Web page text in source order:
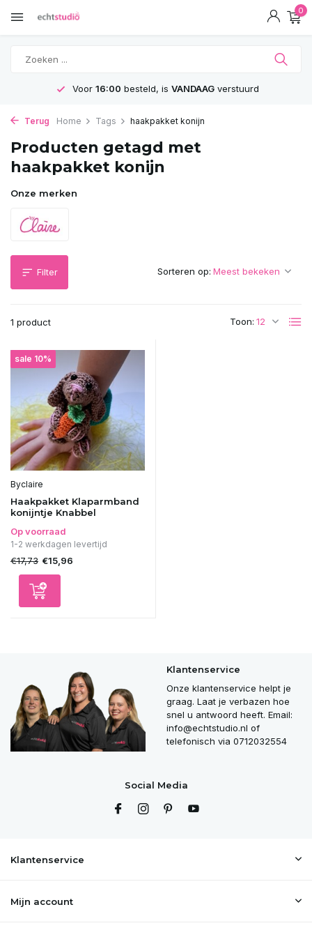
0
Voor 16:00 besteld, is VANDAAGverstuurd
Terug Home Tags haakpakket konijn
Producten getagd met
haakpakket konijn
Onze merken
Filter
1 product Toon:
Sorteren op:
sale 10%
Byclaire
Haakpakket Klaparmband
konijntje Knabbel
Op voorraad
1-2 werkdagen levertijd
€17,73 €15,96
Klantenservice
Onze klantenservice helpt je
graag. Laat je verbazen hoe
snel u antwoord heeft. Email:
info@echtstudio.nl of
telefonisch via 0712032554
Social Media
Klantenservice
Mijn account